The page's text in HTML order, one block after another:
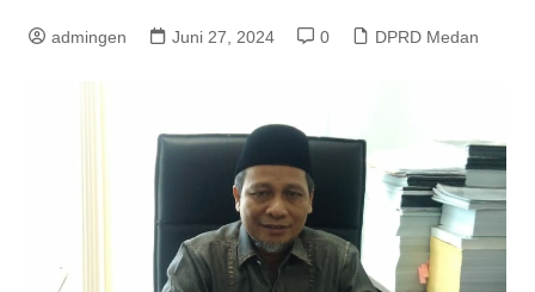
admingen Juni 27, 2024 0 DPRD Medan